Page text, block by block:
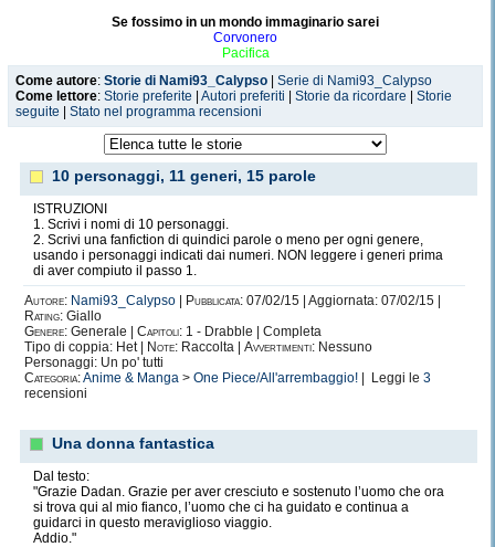
Se fossimo in un mondo immaginario sarei
Corvonero
Pacifica
Figlia di Afrodite
Elfo
One Piece (la mia casa qui su EFP)
Paradossalmente sono il perfetto incrocio traNamieRobin
Follemente innamorata diLawma il mio uomo ideale è più simile a
Ma, non so come, il mio fidanzato somiglia aRufy.
Shippo quasi qualsiasi coppia het. Sono davvero poche quelle che non mi
convincono
I miei primi amori sin da quando vedevo OP da piccola in TV sono
Come autore: Storie di Nami93_Calypso
Serie di Nami93_Calypso
Come lettore: Storie preferite Autori preferiti Storie da ricordare
Storie
seguite
Stato nel programma recensioni
10 personaggi, 11 generi, 15 parole
ISTRUZIONI
1. Scrivi i nomi di 10 personaggi.
2. Scrivi una fanfiction di quindici parole o meno per ogni genere,
usando i personaggi indicati dai numeri. NON leggere i generi prima
di aver compiuto il passo 1.
Autore: Nami93_Calypso Pubblicata: 07/02/15 | Aggiornata: 07/02/15 |
Rating: Giallo
Genere: Generale | Capitoli: 1 - Drabble | Completa
Tipo di coppia: Het |
Note: Raccolta | Avvertimenti: Nessuno
Personaggi: Un po' tutti
Categoria:Anime & Manga > One Piece/All'arrembaggio! | Leggi le 3
recensioni
Una donna fantastica
Dal testo:
"Grazie Dadan. Grazie per aver cresciuto e sostenuto l’uomo che ora
si trova qui al mio fianco, l’uomo che ci ha guidato e continua a
guidarci in questo meraviglioso viaggio.
Addio."